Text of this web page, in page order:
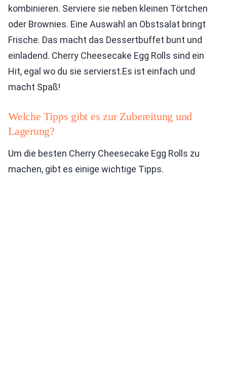
kombinieren. Serviere sie neben kleinen Törtchen
oder Brownies. Eine Auswahl an Obstsalat bringt
Frische. Das macht das Dessertbuffet bunt und
einladend. Cherry Cheesecake Egg Rolls sind ein
Hit, egal wo du sie servierst.Es ist einfach und
macht Spaß!
Welche Tipps gibt es zur Zubereitung und
Lagerung?
Um die besten Cherry Cheesecake Egg Rolls zu
machen, gibt es einige wichtige Tipps.